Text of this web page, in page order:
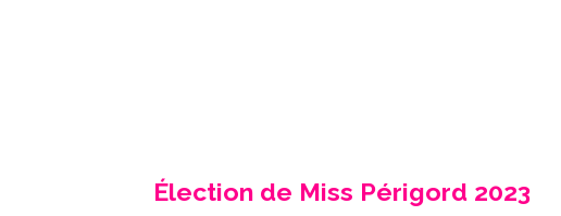
Élection de Miss Périgord 2023